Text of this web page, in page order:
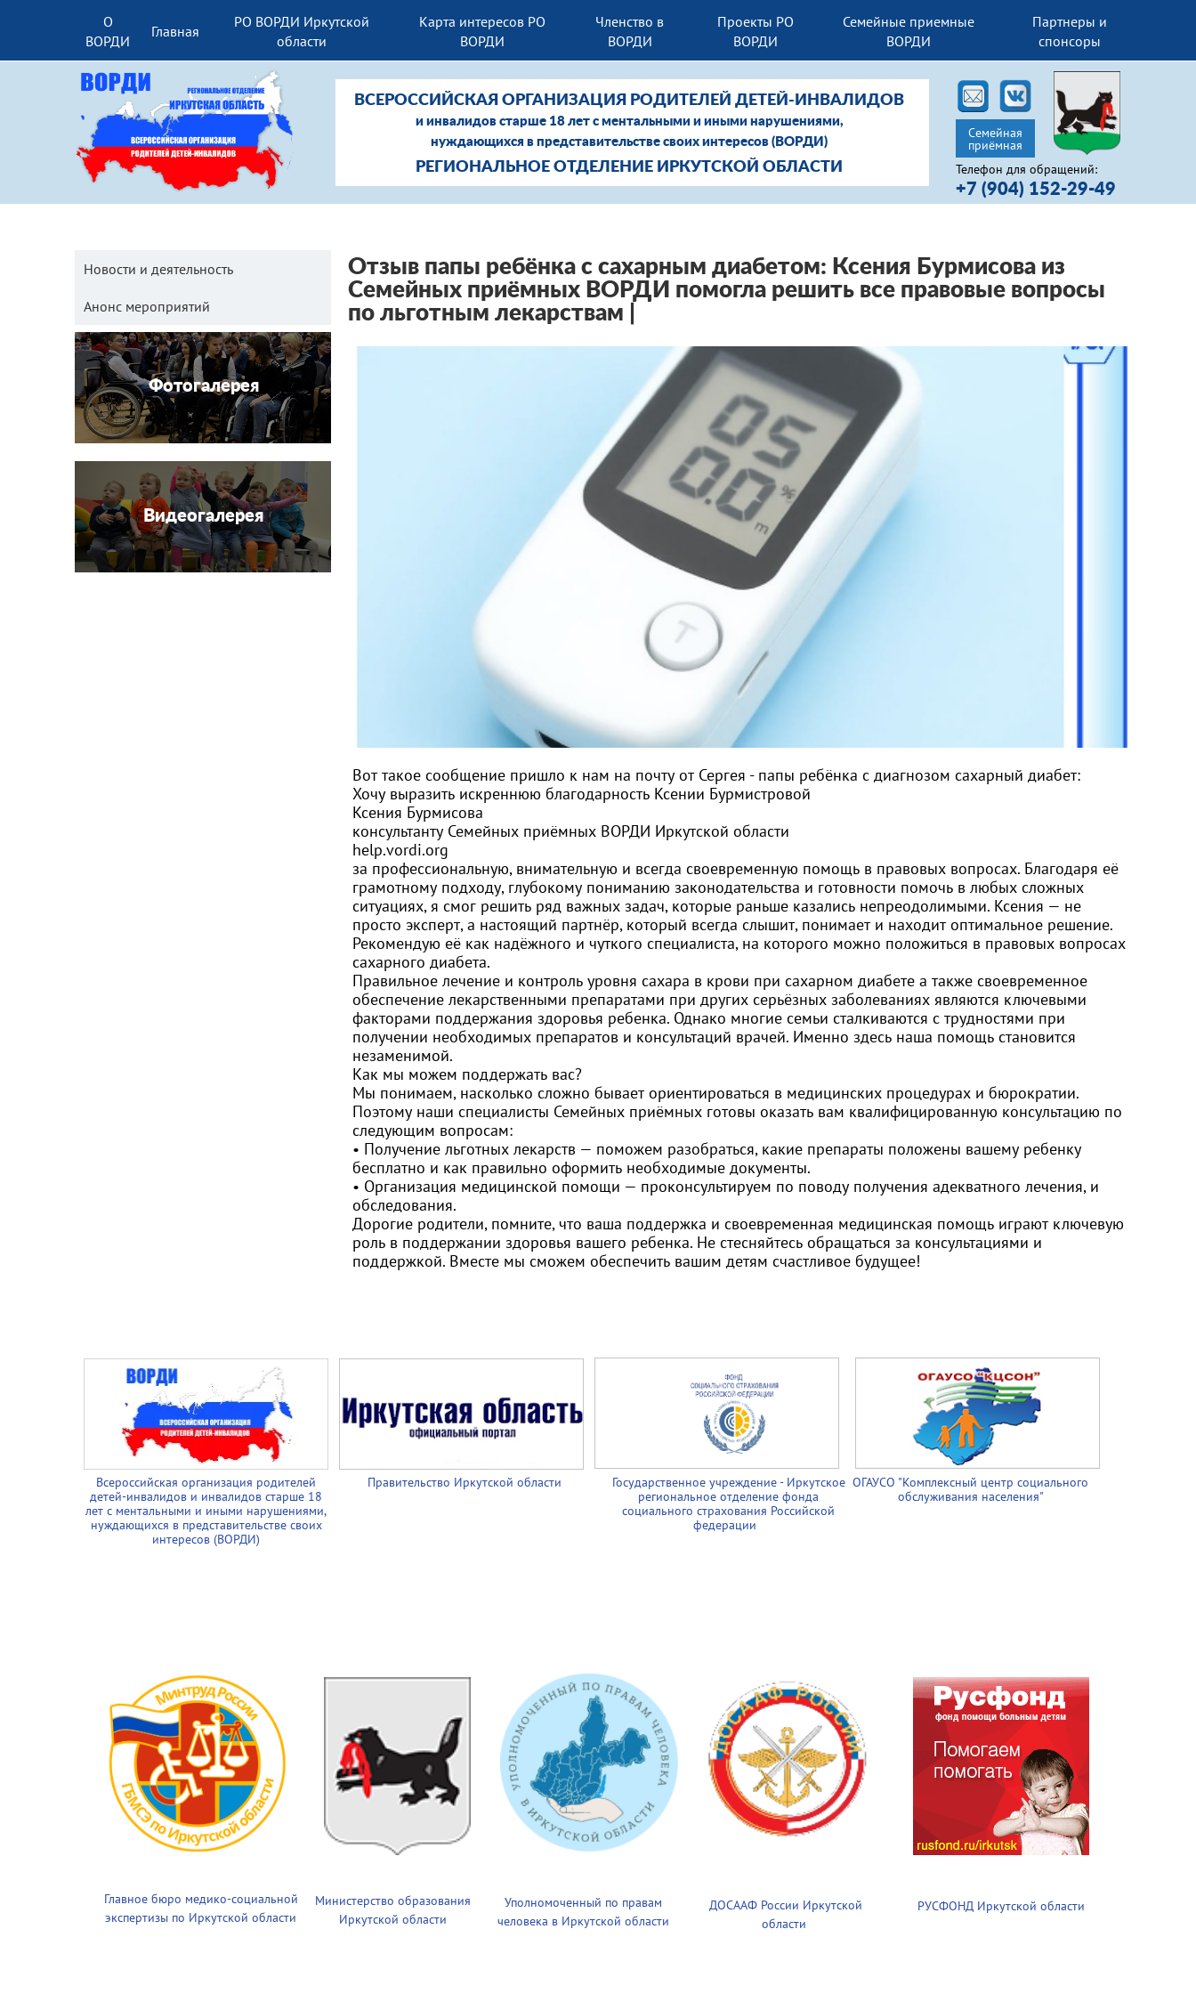
О
ВОРДИ
Главная
РО ВОРДИ Иркутской
области
Карта интересов РО
ВОРДИ
Членство в
ВОРДИ
Проекты РО
ВОРДИ
Семейные приемные
ВОРДИ
Партнеры и
спонсоры
Телефон для обращений:
+7 (904) 152-29-49
ВСЕРОССИЙСКАЯ ОРГАНИЗАЦИЯ РОДИТЕЛЕЙ ДЕТЕЙ-ИНВАЛИДОВ
и инвалидов старше 18 лет с ментальными и иными нарушениями,
нуждающихся в представительстве своих интересов (ВОРДИ)
РЕГИОНАЛЬНОЕ ОТДЕЛЕНИЕ ИРКУТСКОЙ ОБЛАСТИ
Семейная
приёмная
Новости и деятельность
Анонс мероприятий
Фотогалерея
Видеогалерея
Отзыв папы ребёнка с сахарным диабетом: Ксения Бурмисова из
Семейных приёмных ВОРДИ помогла решить все правовые вопросы
по льготным лекарствам |
Вот такое сообщение пришло к нам на почту от Сергея - папы ребёнка с диагнозом сахарный диабет:
Хочу выразить искреннюю благодарность Ксении Бурмистровой
Ксения Бурмисова
консультанту Семейных приёмных ВОРДИ Иркутской области
help.vordi.org
за профессиональную, внимательную и всегда своевременную помощь в правовых вопросах. Благодаря её
грамотному подходу, глубокому пониманию законодательства и готовности помочь в любых сложных
ситуациях, я смог решить ряд важных задач, которые раньше казались непреодолимыми. Ксения — не
просто эксперт, а настоящий партнёр, который всегда слышит, понимает и находит оптимальное решение.
Рекомендую её как надёжного и чуткого специалиста, на которого можно положиться в правовых вопросах
сахарного диабета.
Правильное лечение и контроль уровня сахара в крови при сахарном диабете а также своевременное
обеспечение лекарственными препаратами при других серьёзных заболеваниях являются ключевыми
факторами поддержания здоровья ребенка. Однако многие семьи сталкиваются с трудностями при
получении необходимых препаратов и консультаций врачей. Именно здесь наша помощь становится
незаменимой.
Как мы можем поддержать вас?
Мы понимаем, насколько сложно бывает ориентироваться в медицинских процедурах и бюрократии.
Поэтому наши специалисты Семейных приёмных готовы оказать вам квалифицированную консультацию по
следующим вопросам:
• Получение льготных лекарств — поможем разобраться, какие препараты положены вашему ребенку
бесплатно и как правильно оформить необходимые документы.
• Организация медицинской помощи — проконсультируем по поводу получения адекватного лечения, и
обследования.
Дорогие родители, помните, что ваша поддержка и своевременная медицинская помощь играют ключевую
роль в поддержании здоровья вашего ребенка. Не стесняйтесь обращаться за консультациями и
поддержкой. Вместе мы сможем обеспечить вашим детям счастливое будущее!
Всероссийская организация родителей
детей-инвалидов и инвалидов старше 18
лет с ментальными и иными нарушениями,
нуждающихся в представительстве своих
интересов (ВОРДИ)
Правительство Иркутской области
Государственное учреждение - Иркутское
региональное отделение фонда
социального страхования Российской
федерации
ОГАУСО "Комплексный центр социального
обслуживания населения"
Главное бюро медико-социальной
экспертизы по Иркутской области
Министерство образования
Иркутской области
Уполномоченный по правам
человека в Иркутской области
ДОСААФ России Иркутской
области
РУСФОНД Иркутской области